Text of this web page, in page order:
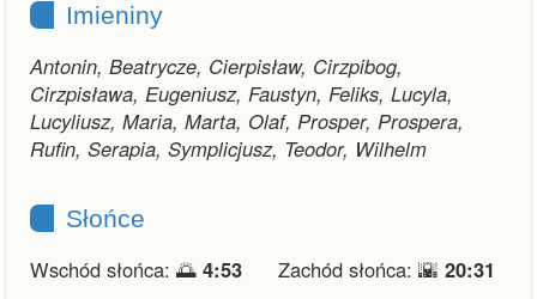
Imieniny
Antonin, Beatrycze, Cierpisław, Cirzpibog,
Cirzpisława, Eugeniusz, Faustyn, Feliks, Lucyla,
Lucyliusz, Maria, Marta, Olaf, Prosper, Prospera,
Rufin, Serapia, Symplicjusz, Teodor, Wilhelm
Słońce
Wschód słońca: 🌅 4:53 Zachód słońca: 🌇 20:31